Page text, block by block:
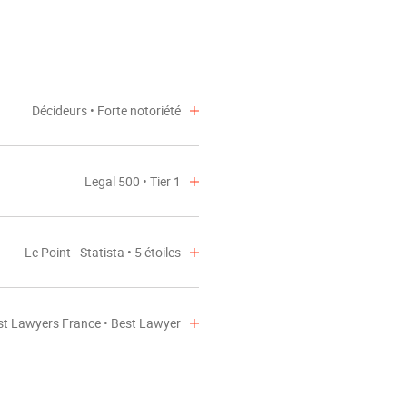
Décideurs • Forte notoriété
Legal 500 • Tier 1
Le Point - Statista • 5 étoiles
Lawyers France • Best Lawyer